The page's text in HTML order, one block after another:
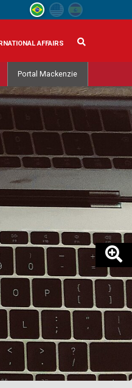
AFFAIRS
Portal Mackenzie